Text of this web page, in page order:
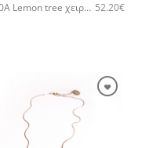
5470A Lemon tree χειροποίητο κολιέ Catherine bijoux Ασημί 52.20€